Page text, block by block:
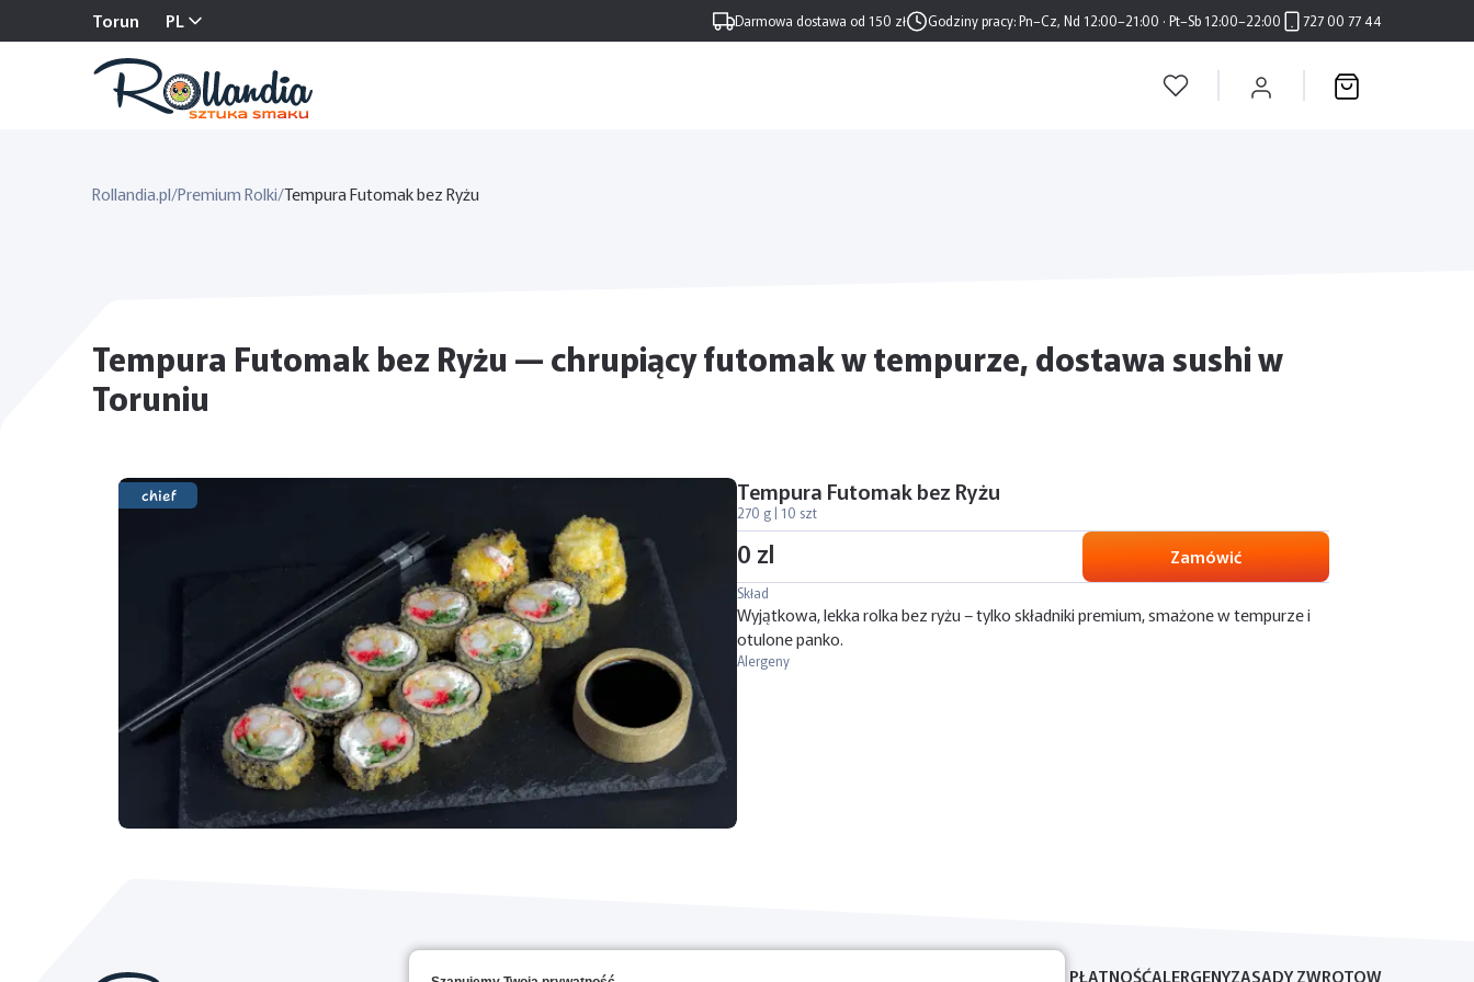
Torun PL Darmowa dostawa od 150 zł Godziny pracy:Pn–Cz, Nd 12:00–21:00 · Pt–Sb 12:00–22:00 727 00 77 44
Rollandia.pl/Premium Rolki/Tempura Futomak bez Ryżu
Tempura Futomak bez Ryżu — chrupiący futomak w tempurze, dostawa sushi w
Toruniu
chief Tempura Futomak bez Ryżu
270 g | 10 szt
0 zl Zamówić
Skład
Wyjątkowa, lekka rolka bez ryżu – tylko składniki premium, smażone w tempurze i
otulone panko.
Alergeny
DOSTAWA I PŁATNOŚĆALERGENYZASADY ZWROTOW